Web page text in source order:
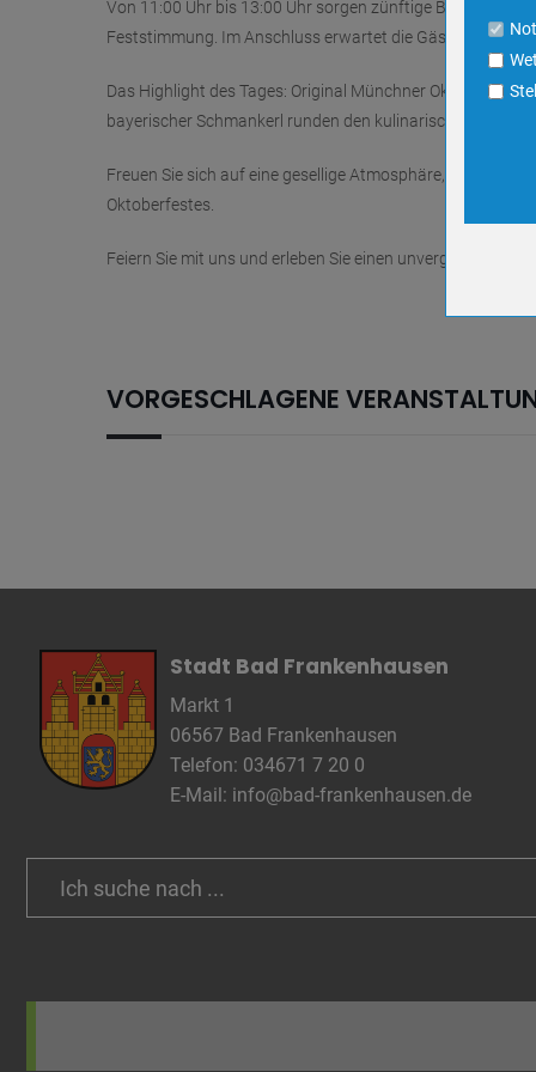
Von 11:00 Uhr bis 13:00 Uhr sorgen zünftige Blasmusik-
Feststimmung. Im Anschluss erwartet die Gäste beste
Das Highlight des Tages: Original Münchner Oktoberfest-
bayerischer Schmankerl runden den kulinarischen Genuss
Freuen Sie sich auf eine gesellige Atmosphäre, gutes
Oktoberfestes.
Feiern Sie mit uns und erleben Sie einen unvergesslichen
VORGESCHLAGENE
Stadt Bad Frankenhausen
Markt 1
06567 Bad Frankenhausen
Telefon: 034671 7 20 0
E-Mail: info@bad-frankenhausen.de
Name
Anbieter
Zweck
Cookie